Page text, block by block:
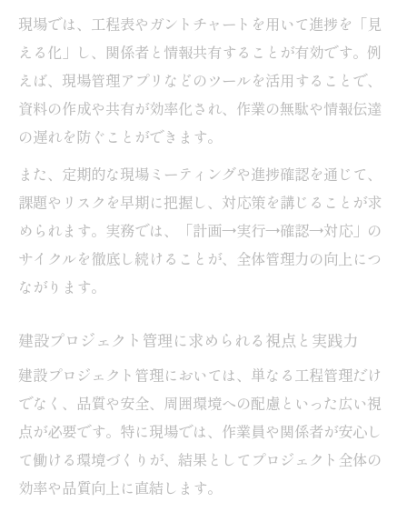
土木作業の進捗把握と課題解決のポイント
三大要素で押さえる土木管理の基本
土木プロジェクト管理の三大要素を理解す
る
スコープ・タイム・コスト管理の基本と実
践
建設プロジェクトに必須の三大要素徹底解
説
現場で役立つ三大管理要素の応用ポイント
土木管理の基礎を三大要素で学ぶ重要性
現場経験を活かす土木プロジェクト管理術
建設プロジェクトの課題解決に役立つ工夫
経験者が実感する土木管理の現場ノウハウ
プロジェクト進行を支える実践的管理手法
現場では、工程表やガントチャートを用いて進捗を「見
える化」し、関係者と情報共有することが有効です。例
えば、現場管理アプリなどのツールを活用することで、
資料の作成や共有が効率化され、作業の無駄や情報伝達
の遅れを防ぐことができます。
また、定期的な現場ミーティングや進捗確認を通じて、
課題やリスクを早期に把握し、対応策を講じることが求
められます。実務では、「計画→実行→確認→対応」の
サイクルを徹底し続けることが、全体管理力の向上につ
ながります。
建設プロジェクト管理に求められる視点と実践力
建設プロジェクト管理においては、単なる工程管理だけ
でなく、品質や安全、周囲環境への配慮といった広い視
点が必要です。特に現場では、作業員や関係者が安心し
て働ける環境づくりが、結果としてプロジェクト全体の
効率や品質向上に直結します。